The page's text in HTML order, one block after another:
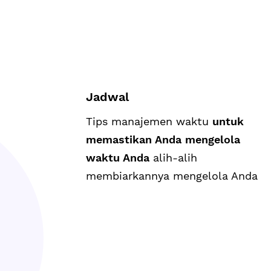
Jadwal
Tips manajemen waktu untuk
memastikan Anda mengelola
waktu Anda alih-alih
membiarkannya mengelola Anda